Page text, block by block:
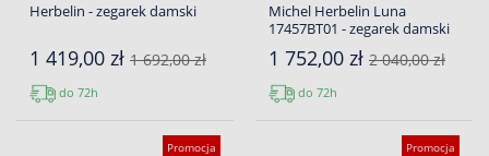
Herbelin - zegarek damski
1 419,00 zł 1 692,00 zł
do 72h
Michel Herbelin Luna
17457BT01 - zegarek damski
1 752,00 zł 2 040,00 zł
do 72h
Promocja Promocja